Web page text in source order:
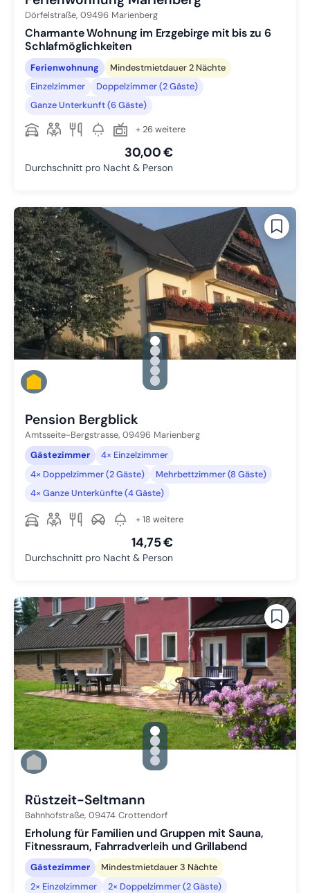
Dörfelstraße, 09496 Marienberg
Charmante Wohnung im Erzgebirge mit bis zu 6
Schlafmöglichkeiten
Ferienwohnung
Mindestmietdauer 2 Nächte
Einzelzimmer
Doppelzimmer (2 Gäste)
Ganze Unterkunft (6 Gäste)
+ 26 weitere
30,00 €
Durchschnitt pro Nacht & Person
gallery.slide_selector
Zu Slide 1 wechseln
Zu Slide 2 wechseln
Zu Slide 3 wechseln
Zu Slide 4 wechseln
Zu Slide 5 wechseln
Pension Bergblick
Amtsseite-Bergstrasse, 09496 Marienberg
Gästezimmer
4× Einzelzimmer
4× Doppelzimmer (2 Gäste)
Mehrbettzimmer (8 Gäste)
4× Ganze Unterkünfte (4 Gäste)
+ 18 weitere
14,75 €
Durchschnitt pro Nacht & Person
gallery.slide_selector
Zu Slide 1 wechseln
Zu Slide 2 wechseln
Zu Slide 3 wechseln
Zu Slide 4 wechseln
Rüstzeit-Seltmann
Bahnhofstraße, 09474 Crottendorf
Erholung für Familien und Gruppen mit Sauna,
Fitnessraum, Fahrradverleih und Grillabend
Gästezimmer
Mindestmietdauer 3 Nächte
2× Einzelzimmer
2× Doppelzimmer (2 Gäste)